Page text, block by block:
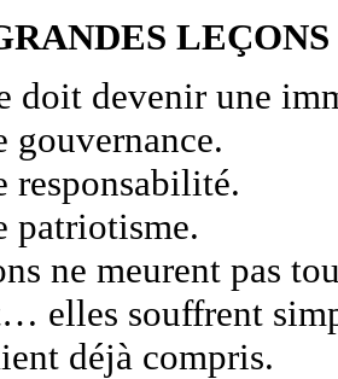
doit devenir une
gouvernance.
responsabilité.
patriotisme.
ne meurent pas
elles souffrent
déjà compris.